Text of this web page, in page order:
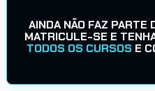
AINDA NÃO FAZ PARTE
MATRICULE-SE E
TODOS OS CURSOS E